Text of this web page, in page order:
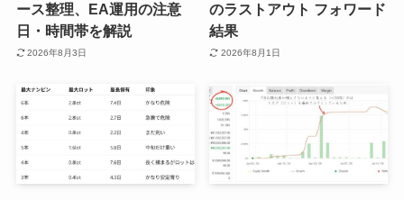
ース整理、EA運用の注意
日・時間帯を解説
2026年8月3日
のラストアウト フォワード
結果
2026年8月1日